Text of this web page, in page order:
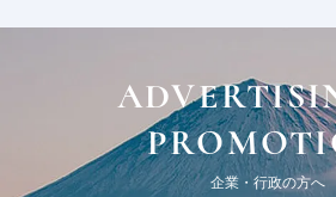
企業・行政の方へ